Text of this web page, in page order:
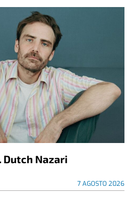
Dutch Nazari
7 AGOSTO 2026